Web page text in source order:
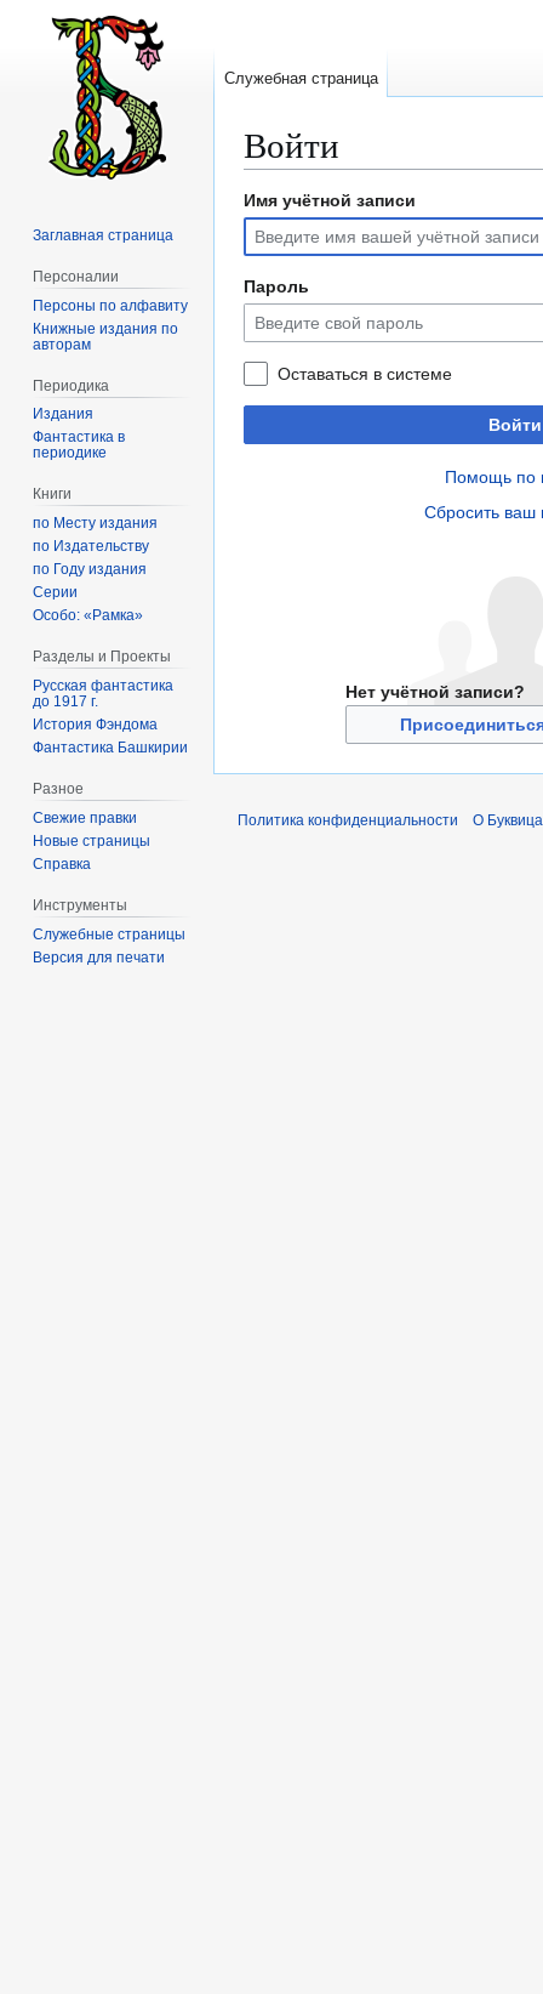
Войти
Перейти
навигации
Перейти
поиску
Имя учётной записи
Пароль
Оставаться в системе
Войти
Помощь по
Сбросить ваш
Нет учётной записи?
Служебная страница
Заглавная страница
Персоналии
Персоны по алфавиту
Книжные издания по
авторам
Периодика
Издания
Фантастика в
периодике
Книги
по Месту издания
по Издательству
по Году издания
Серии
Особо: «Рамка»
Разделы и Проекты
Русская фантастика
до 1917 г.
История Фэндома
Фантастика Башкирии
Разное
Свежие правки
Новые страницы
Справка
Инструменты
Служебные страницы
Версия для печати
Политика конфиденциальности О Буквица